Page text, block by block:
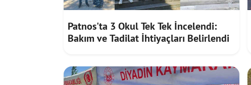
Patnos'ta 3 Okul Tek Tek İncelendi:
Bakım ve Tadilat İhtiyaçları Belirlendi